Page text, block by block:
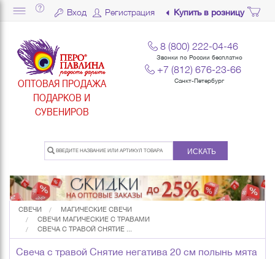
Вход Регистрация Купить в розницу
ОПТОВАЯ ПРОДАЖА
ПОДАРКОВ И
СУВЕНИРОВ
8 (800) 222-04-46
Звонки по России бесплатно
+7 (812) 676-23-66
Санкт-Петербург
ИСКАТЬ
СВЕЧИ
МАГИЧЕСКИЕ СВЕЧИ
СВЕЧИ МАГИЧЕСКИЕ С ТРАВАМИ
СВЕЧА С ТРАВОЙ СНЯТИЕ ...
Свеча с травой Снятие негатива 20 см полынь мята